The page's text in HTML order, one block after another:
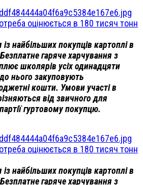
оцінюється в 180 тисяч тонн
найбільших покупців картоплі в
Безплатне гаряче харчування з
школярів усіх одинадцяти
до нього закуповують
кошти. Умови участі в
від звичного для
гуртовому покупцю.
оцінюється в 180 тисяч тонн
найбільших покупців картоплі в
Безплатне гаряче харчування з